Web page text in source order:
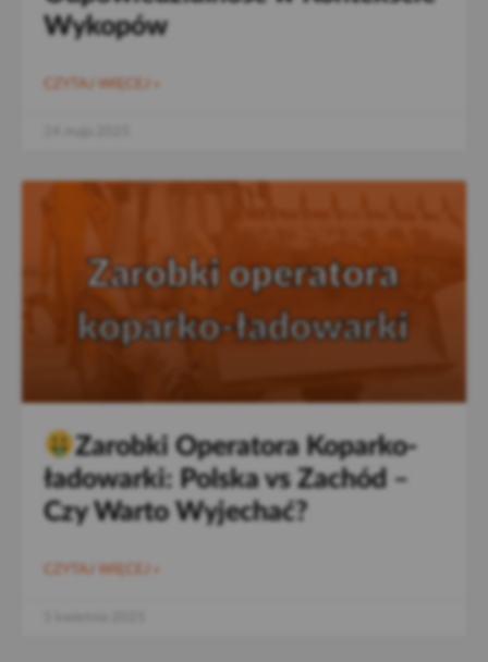
Wykopów
CZYTAJ WIĘCEJ »
Zarobki Operatora Koparko-
ładowarki: Polska vs Zachód –
Czy Warto Wyjechać?
CZYTAJ WIĘCEJ »